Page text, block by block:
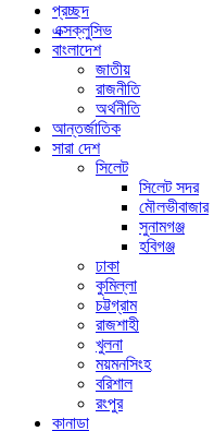
প্রচ্ছদ
এক্সক্লুসিভ
বাংলাদেশ
জাতীয়
রাজনীতি
অর্থনীতি
আন্তর্জাতিক
সারা দেশ
সিলেট
সিলেট সদর
মৌলভীবাজার
সুনামগঞ্জ
হবিগঞ্জ
ঢাকা
কুমিল্লা
চট্টগ্রাম
রাজশাহী
খুলনা
ময়মনসিংহ
বরিশাল
রংপুর
কানাডা